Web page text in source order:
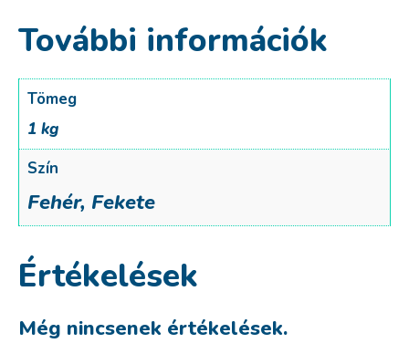
További információk
Tömeg
1 kg
Szín
Fehér, Fekete
Értékelések
Még nincsenek értékelések.